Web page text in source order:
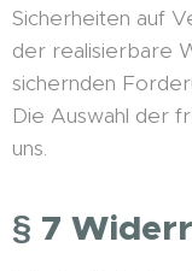
Sicherheiten auf
der realisierbare
sichernden
Die Auswahl der
uns.
§ 7